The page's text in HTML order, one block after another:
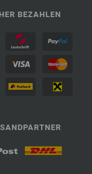
BEZAHLEN